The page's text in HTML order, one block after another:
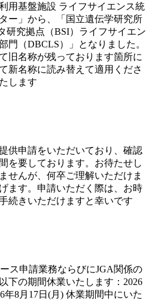
用基盤施設 ライフサイエンス統
ー」から、「国立遺伝学研究所
研究拠点（BSI）ライフサイエン
門（DBCLS）」となりました。
旧名称が残っております箇所に
新名称に読み替えて適用くださ
します
供申請をいただいており、確認
を要しております。お待たせし
せんが、何卒ご理解いただけま
ます。申請いただく際は、お時
続きいただけますと幸いです
ス申請業務ならびにJGA関係の
下の期間休業いたします：2026
年8月17日(月) 休業期間中にいた